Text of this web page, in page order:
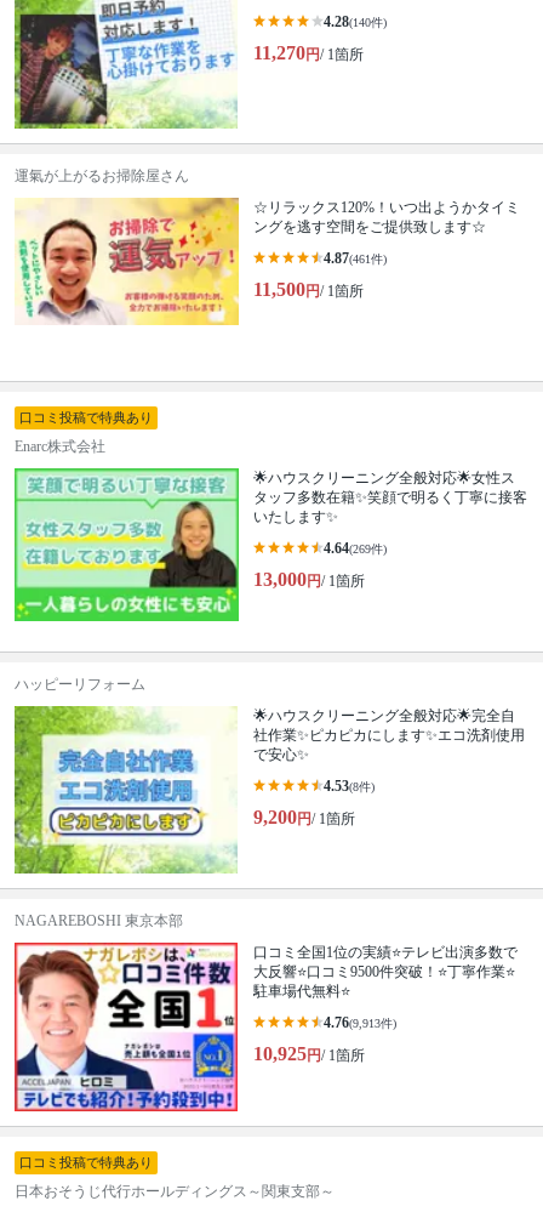
4.28(140件)
11,270円/ 1箇所
運氣が上がるお掃除屋さん
☆リラックス120%！いつ出ようかタイミ
ングを逃す空間をご提供致します☆
4.87(461件)
11,500円/ 1箇所
口コミ投稿で特典あり
Enarc株式会社
🌟ハウスクリーニング全般対応🌟女性ス
タッフ多数在籍✨笑顔で明るく丁寧に接客
いたします✨
4.64(269件)
13,000円/ 1箇所
ハッピーリフォーム
🌟ハウスクリーニング全般対応🌟完全自
社作業✨️ピカピカにします✨️エコ洗剤使用
で安心✨
4.53(8件)
9,200円/ 1箇所
NAGAREBOSHI 東京本部
口コミ全国1位の実績⭐テレビ出演多数で
大反響⭐口コミ9500件突破！⭐丁寧作業⭐
駐車場代無料⭐
4.76(9,913件)
10,925円/ 1箇所
口コミ投稿で特典あり
日本おそうじ代行ホールディングス～関東支部～